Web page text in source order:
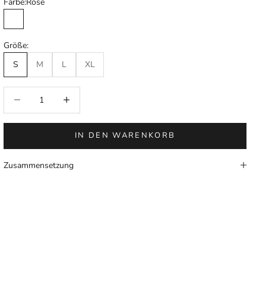
Größe:
S
M L XL
IN DEN WARENKORB
Zusammensetzung